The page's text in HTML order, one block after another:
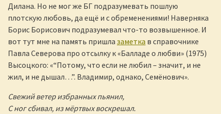
Дилана. Но не мог же БГ подразумевать пошлую
плотскую любовь, да ещё и с обременениями! Наверняка
Борис Борисович подразумевал что-то возвышенное. И
вот тут мне на память пришла заметка в справочнике
Павла Северова про отсылку к «Балладе о любви» (1975)
Высоцкого: «“Потому, что если не любил – значит, и не
жил, и не дышал…”. Владимир, однако, Семёнович».
Свежий ветер избранных пьянил,
С ног сбивал, из мёртвых воскрешал.